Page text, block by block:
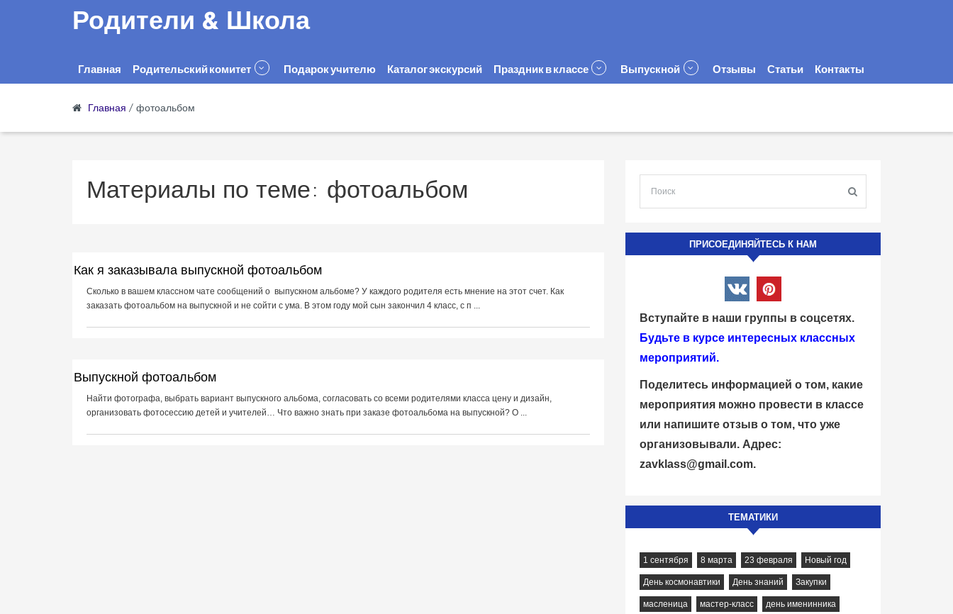
Родители & Школа
Главная Родительский комитет Подарок учителю Каталог экскурсий Праздник в классе Выпускной Отзывы Статьи Контакты
Главная / фотоальбом
Материалы по теме: фотоальбом
Как я заказывала выпускной фотоальбом
Сколько в вашем классном чате сообщений о выпускном альбоме? У каждого родителя есть мнение на этот счет. Как
заказать фотоальбом на выпускной и не сойти с ума. В этом году мой сын закончил 4 класс, с п ...
Выпускной фотоальбом
Найти фотографа, выбрать вариант выпускного альбома, согласовать со всеми родителями класса цену и дизайн,
организовать фотосессию детей и учителей… Что важно знать при заказе фотоальбома на выпускной? О ...
ПРИСОЕДИНЯЙТЕСЬ К НАМ
Вступайте в наши группы в соцсетях.
Будьте в курсе интересных классных
мероприятий.
Поделитесь информацией о том, какие
мероприятия можно провести в классе
или напишите отзыв о том, что уже
организовывали. Адрес:
zavklass@gmail.com.
ТЕМАТИКИ
1 сентября 8 марта 23 февраля Новый год
День космонавтики День знаний Закупки
масленица мастер-класс день именинника